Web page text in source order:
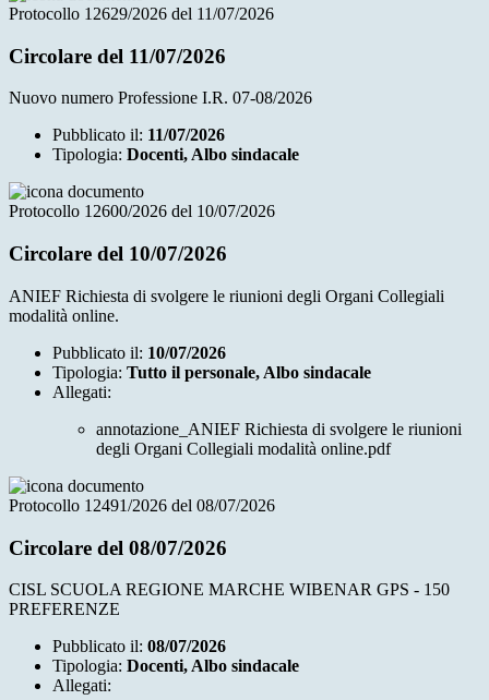
Protocollo 12629/2026 del 11/07/2026
Circolare del 11/07/2026
Nuovo numero Professione I.R. 07-08/2026
Pubblicato il: 11/07/2026
Tipologia: Docenti, Albo sindacale
Protocollo 12600/2026 del 10/07/2026
Circolare del 10/07/2026
ANIEF Richiesta di svolgere le riunioni degli Organi Collegiali
modalità online.
Pubblicato il: 10/07/2026
Tipologia: Tutto il personale, Albo sindacale
Allegati:
annotazione_ANIEF Richiesta di svolgere le riunioni
degli Organi Collegiali modalità online.pdf
Protocollo 12491/2026 del 08/07/2026
Circolare del 08/07/2026
CISL SCUOLA REGIONE MARCHE WIBENAR GPS - 150
PREFERENZE
Pubblicato il: 08/07/2026
Tipologia: Docenti, Albo sindacale
Allegati: